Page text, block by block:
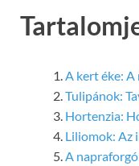
A kert éke: A
Tulipánok:
Hortenzia:
Liliomok: Az
A